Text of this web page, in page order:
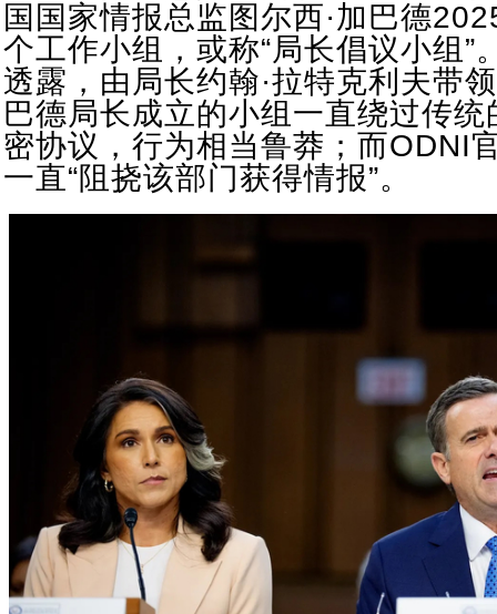
国国家情报总监图尔西·加巴德
个工作小组，或称“局长倡议小组”
透露，由局长约翰·拉特克利夫带
巴德局长成立的小组一直绕过传
密协议，行为相当鲁莽；而ODNI
一直“阻挠该部门获得情报”。